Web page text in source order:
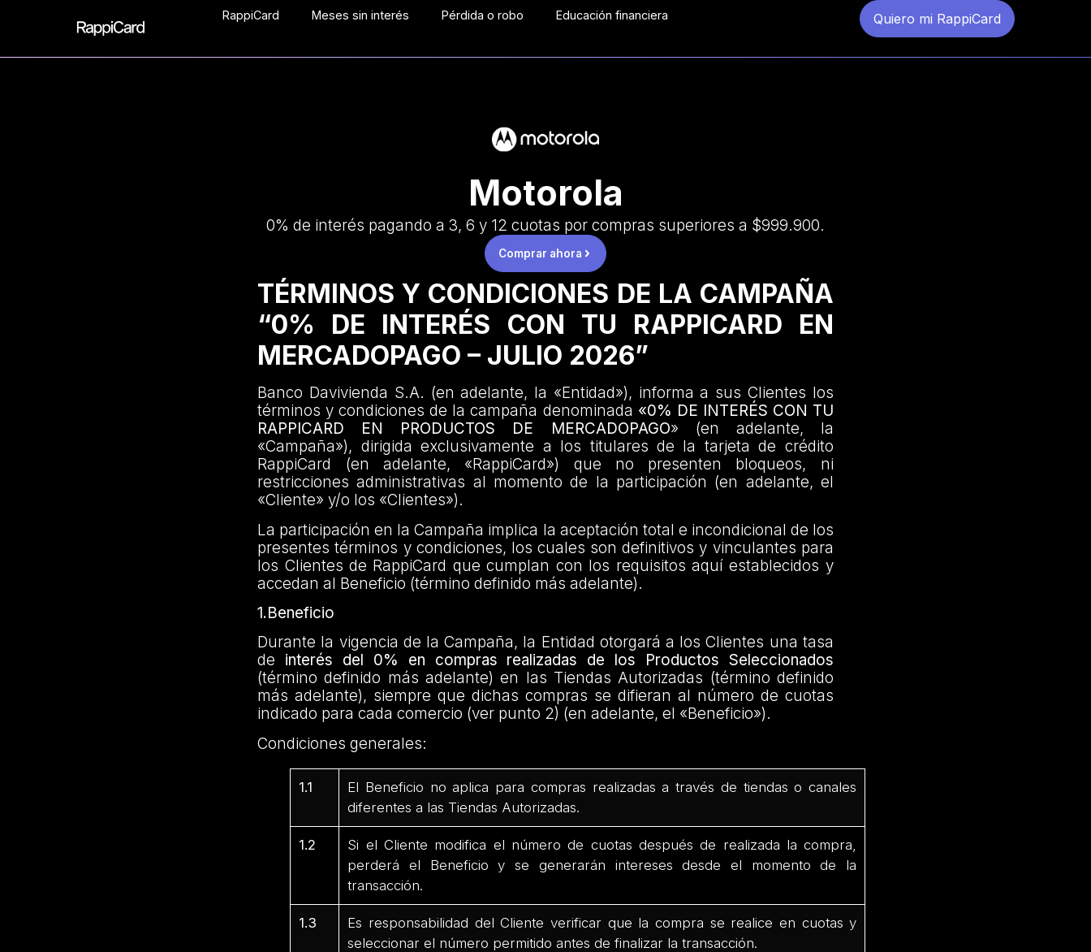
RappiCard Meses sin interés Pérdida o robo Educación financiera Quiero mi RappiCard
Motorola
0% de interés pagando a 3, 6 y 12 cuotas por compras superiores a $999.900.
Comprar ahora
TÉRMINOS Y CONDICIONES DE LA CAMPAÑA
“0% DE INTERÉS CON TU RAPPICARD EN
MERCADOPAGO – JULIO 2026”
Banco Davivienda S.A. (en adelante, la «Entidad»), informa a sus Clientes los
términos y condiciones de la campaña denominada «0% DE INTERÉS CON TU
RAPPICARD EN PRODUCTOS DE MERCADOPAGO» (en adelante, la
«Campaña»), dirigida exclusivamente a los titulares de la tarjeta de crédito
RappiCard (en adelante, «RappiCard») que no presenten bloqueos, ni
restricciones administrativas al momento de la participación (en adelante, el
«Cliente» y/o los «Clientes»).
La participación en la Campaña implica la aceptación total e incondicional de los
presentes términos y condiciones, los cuales son definitivos y vinculantes para
los Clientes de RappiCard que cumplan con los requisitos aquí establecidos y
accedan al Beneficio (término definido más adelante).
1.Beneficio
Durante la vigencia de la Campaña, la Entidad otorgará a los Clientes una tasa
de interés del 0% en compras realizadas de los Productos Seleccionados
(término definido más adelante) en las Tiendas Autorizadas (término definido
más adelante), siempre que dichas compras se difieran al número de cuotas
indicado para cada comercio (ver punto 2) (en adelante, el «Beneficio»).
Condiciones generales:
1.1
El Beneficio no aplica para compras realizadas a través de tiendas o canales
diferentes a las Tiendas Autorizadas.
1.2
Si el Cliente modifica el número de cuotas después de realizada la compra,
perderá el Beneficio y se generarán intereses desde el momento de la
transacción.
1.3
Es responsabilidad del Cliente verificar que la compra se realice en cuotas y
seleccionar el número permitido antes de finalizar la transacción.